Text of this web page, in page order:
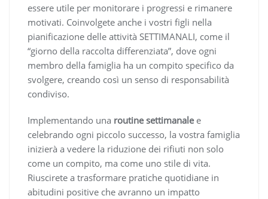
essere utile per monitorare i progressi e rimanere
motivati. Coinvolgete anche i vostri figli nella
pianificazione delle attività SETTIMANALI, come il
“giorno della raccolta differenziata”, dove ogni
membro della famiglia ha un compito specifico da
svolgere, creando così un senso di responsabilità
condiviso.
Implementando una routine settimanalee
celebrando ogni piccolo successo, la vostra famiglia
inizierà a vedere la riduzione dei rifiuti non solo
come un compito, ma come uno stile di vita.
Riuscirete a trasformare pratiche quotidiane in
abitudini positive che avranno un impatto